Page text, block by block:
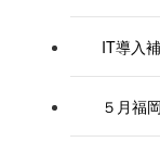
IT導入
５月福